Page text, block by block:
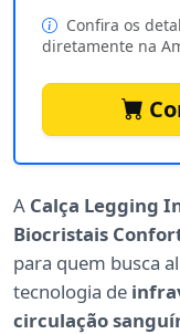
Confira os
diretamente na
A Calça Legging
Biocristais
para quem busca
tecnologia de
circulação